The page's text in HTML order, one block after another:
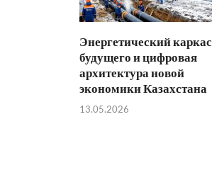
Энергетический каркас
будущего и цифровая
архитектура новой
экономики Казахстана
13.05.2026